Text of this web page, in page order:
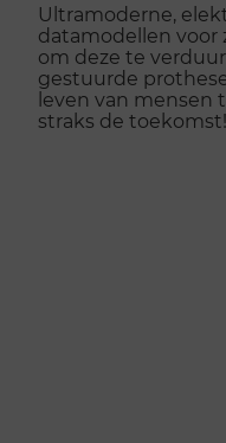
Ultramoderne,
datamodellen
om deze te
gestuurde
leven van mensen
straks de toekomst!